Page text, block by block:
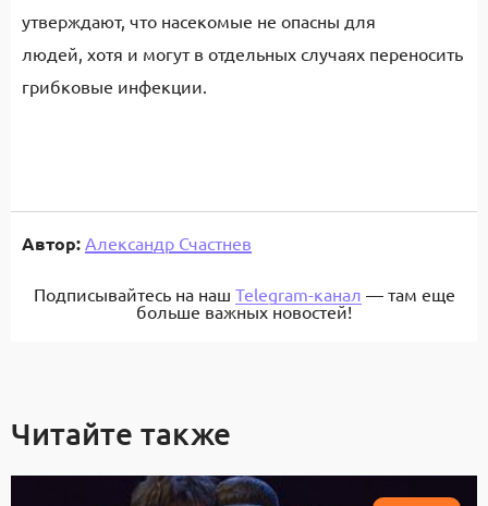
утверждают, что насекомые не опасны для
людей, хотя и могут в отдельных случаях переносить
грибковые инфекции.
Автор: Александр Счастнев
Подписывайтесь на наш Telegram-канал — там еще
больше важных новостей!
Читайте также